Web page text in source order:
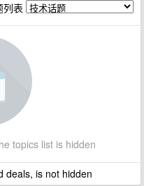
列表
topics list is hidden
deals, is not hidden